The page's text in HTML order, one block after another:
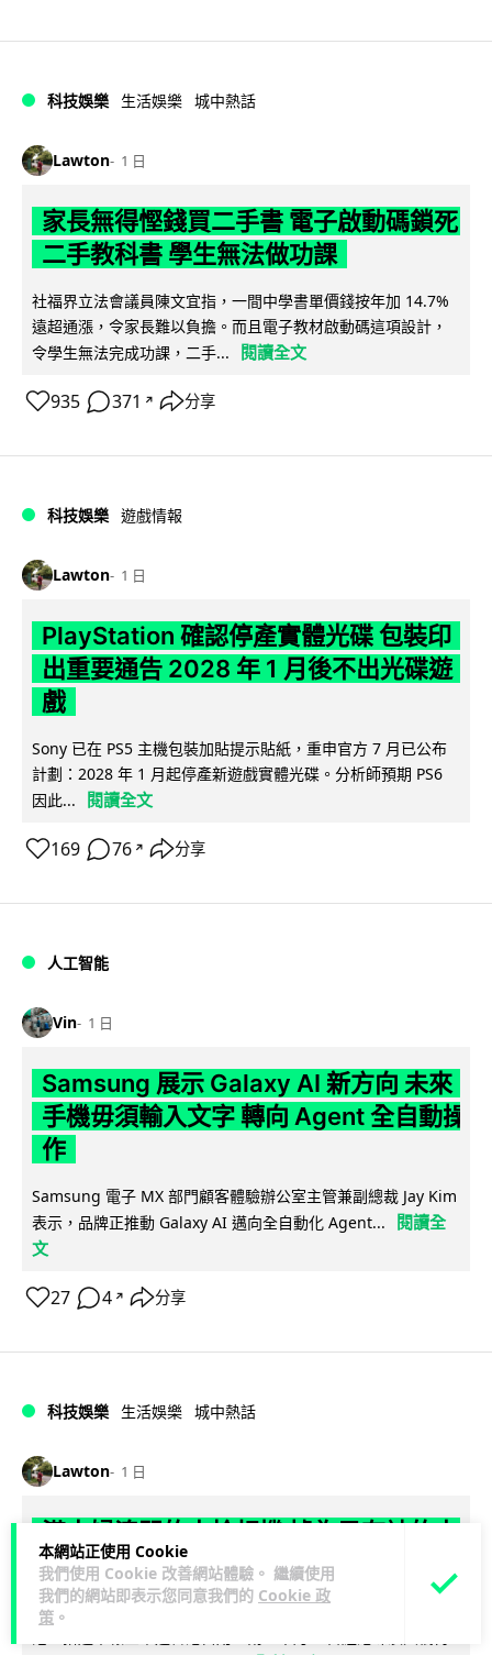
本網站正使用 Cookie
我們使用 Cookie 改善網站體驗。 繼續使用
我們的網站即表示您同意我們的 Cookie 政
策 。
科技娛樂 生活娛樂 城中熱話
Lawton 1 日
家長無得慳錢買二手書 電子啟動碼鎖死
二手教科書 學生無法做功課
社福界立法會議員陳文宜指，一間中學書單價錢按年加 14.7%
遠超通漲，令家長難以負擔。而且電子教材啟動碼這項設計，
令學生無法完成功課，二手...
閱讀全文
935 371 ↗ 分享
科技娛樂 遊戲情報
Lawton 1 日
PlayStation 確認停產實體光碟 包裝印
出重要通告 2028 年 1 月後不出光碟遊
戲
Sony 已在 PS5 主機包裝加貼提示貼紙，重申官方 7 月已公布
計劃：2028 年 1 月起停產新遊戲實體光碟。分析師預期 PS6
因此...
閱讀全文
169 76 ↗ 分享
人工智能
Vin 1 日
Samsung 展示 Galaxy AI 新方向 未來
手機毋須輸入文字 轉向 Agent 全自動操
作
Samsung 電子 MX 部門顧客體驗辦公室主管兼副總裁 Jay Kim
表示，品牌正推動 Galaxy AI 邁向全自動化 Agent...
閱讀全
文
27 4 ↗ 分享
科技娛樂 生活娛樂 城中熱話
Lawton 1 日
港夫婦澳門的士拾相機 據為己有被的士
Cam 睇到 2 個月後再入境被捕
一對香港夫婦今年 5 月遊澳門乘的士拾獲他人遺留相機及電